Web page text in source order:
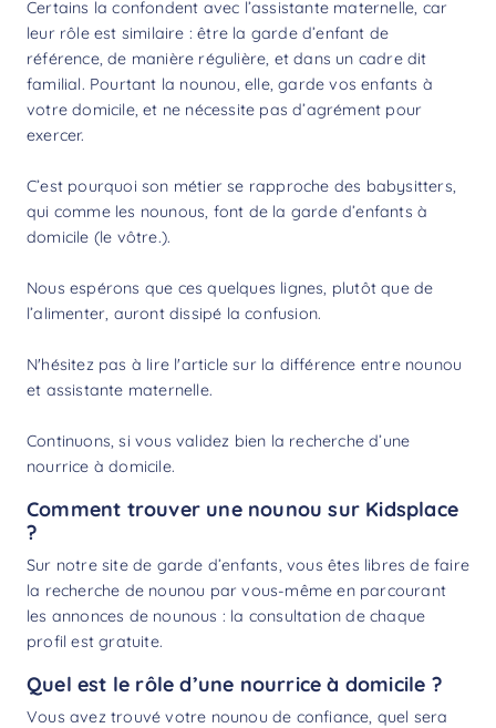
Certains la confondent avec l’assistante maternelle, car
leur rôle est similaire : être la garde d’enfant de
référence, de manière régulière, et dans un cadre dit
familial. Pourtant la nounou, elle, garde vos enfants à
votre domicile, et ne nécessite pas d’agrément pour
exercer.
C’est pourquoi son métier se rapproche des babysitters,
qui comme les nounous, font de la garde d’enfants à
domicile (le vôtre.).
Nous espérons que ces quelques lignes, plutôt que de
l’alimenter, auront dissipé la confusion.
N'hésitez pas à lire l'article sur la différence entre nounou
et assistante maternelle.
Continuons, si vous validez bien la recherche d’une
nourrice à domicile.
Comment trouver une nounou sur Kidsplace
?
Sur notre site de garde d’enfants, vous êtes libres de faire
la recherche de nounou par vous-même en parcourant
les annonces de nounous : la consultation de chaque
profil est gratuite.
Quel est le rôle d’une nourrice à domicile ?
Vous avez trouvé votre nounou de confiance, quel sera